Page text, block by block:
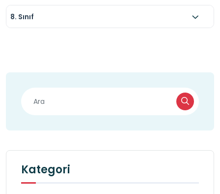
8. Sınıf
Kategori